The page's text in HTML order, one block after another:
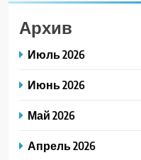
Архив
Июль 2026
Июнь 2026
Май 2026
Апрель 2026